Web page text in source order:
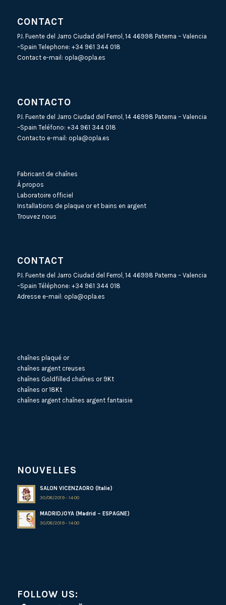
CONTACT
P.I. Fuente del Jarro Ciudad del Ferrol, 14 46998 Paterna – Valencia
–Spain Telephone: +34 961 344 018
Contact e-mail: opla@opla.es
CONTACTO
P.I. Fuente del Jarro Ciudad del Ferrol, 14 46998 Paterna – Valencia
–Spain Teléfono: +34 961 344 018
Contacto e-mail: opla@opla.es
Fabricant de chaînes
À propos
Laboratoire officiel
Installations de plaque or et bains en argent
Trouvez nous
CONTACT
P.I. Fuente del Jarro Ciudad del Ferrol, 14 46998 Paterna – Valencia
–Spain Téléphone: +34 961 344 018
Adresse e-mail: opla@opla.es
chaînes plaqué or
chaînes argent creuses
chaînes Goldfilled chaînes or 9Kt
chaînes or 18Kt
chaînes argent chaînes argent fantaisie
NOUVELLES
SALON VICENZAORO (Italie)
30/08/2019 - 14:00
MADRIDJOYA (Madrid – ESPAGNE)
30/08/2019 - 14:00
FOLLOW US: